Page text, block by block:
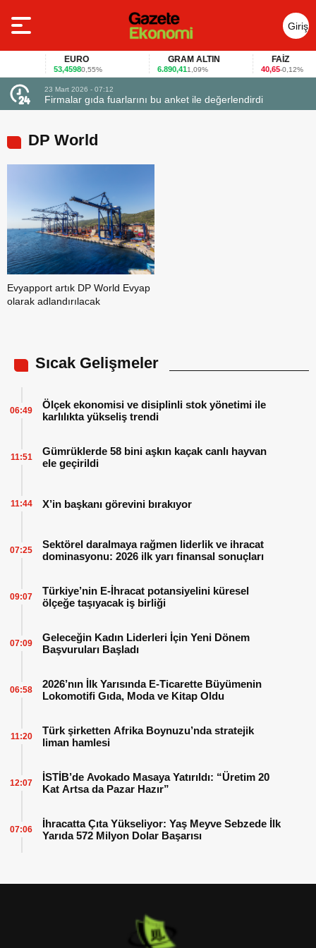
Giriş
Yap
EURO
53,45980,55%
GRAM ALTIN
6.890,411,09%
FAİZ
40,65-0,12%
23 Mart 2026 - 07:12
Firmalar gıda fuarlarını bu anket ile değerlendirdi
DP World
Evyapport artık DP World Evyap
olarak adlandırılacak
Sıcak Gelişmeler
Ölçek ekonomisi ve disiplinli stok yönetimi ile
karlılıkta yükseliş trendi
06:49
Gümrüklerde 58 bini aşkın kaçak canlı hayvan
ele geçirildi
11:51
X’in başkanı görevini bırakıyor
11:44
Sektörel daralmaya rağmen liderlik ve ihracat
dominasyonu: 2026 ilk yarı finansal sonuçları
07:25
Türkiye’nin E-İhracat potansiyelini küresel
ölçeğe taşıyacak iş birliği
09:07
Geleceğin Kadın Liderleri İçin Yeni Dönem
Başvuruları Başladı
07:09
2026’nın İlk Yarısında E-Ticarette Büyümenin
Lokomotifi Gıda, Moda ve Kitap Oldu
06:58
Türk şirketten Afrika Boynuzu’nda stratejik
liman hamlesi
11:20
İSTİB’de Avokado Masaya Yatırıldı: “Üretim 20
Kat Artsa da Pazar Hazır”
12:07
İhracatta Çıta Yükseliyor: Yaş Meyve Sebzede İlk
Yarıda 572 Milyon Dolar Başarısı
07:06